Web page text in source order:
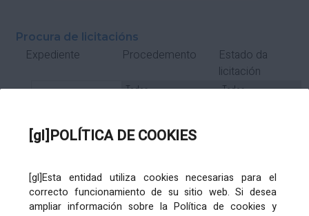
[gl]POLÍTICA DE COOKIES
[gl]Esta entidad utiliza cookies necesarias para el
correcto funcionamiento de su sitio web. Si desea
ampliar información sobre la Política de cookies y
Procura de licitacións
Expediente Procedemento
Estado da
licitación
Subcontrato Tramitación
Órgano de contratación Título